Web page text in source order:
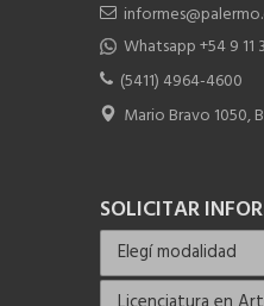
Whatsapp +54 9 11
(5411) 4964-4600
Mario Bravo 1050,
SOLICITAR